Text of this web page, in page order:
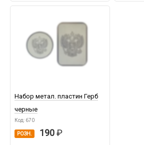
Набор метал. пластин Герб
черные
Код: 670
РОЗН. 190